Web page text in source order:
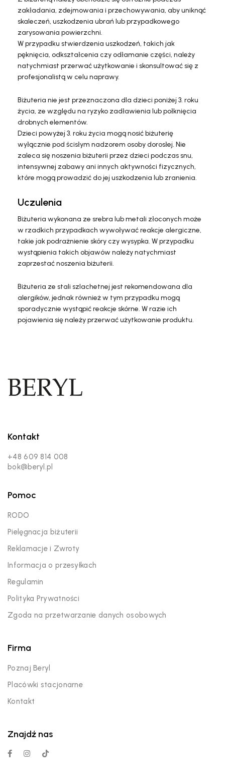
zakładania, zdejmowania i przechowywania, aby uniknąć
skaleczeń, uszkodzenia ubrań lub przypadkowego
zarysowania powierzchni.
W przypadku stwierdzenia uszkodzeń, takich jak
pęknięcia, odkształcenia czy odłamanie części, należy
natychmiast przerwać użytkowanie i skonsultować się z
profesjonalistą w celu naprawy.
Biżuteria nie jest przeznaczona dla dzieci poniżej 3. roku
życia, ze względu na ryzyko zadławienia lub połknięcia
drobnych elementów.
Dzieci powyżej 3. roku życia mogą nosić biżuterię
wyłącznie pod ścisłym nadzorem osoby dorosłej. Nie
zaleca się noszenia biżuterii przez dzieci podczas snu,
intensywnej zabawy ani innych aktywności fizycznych,
które mogą prowadzić do jej uszkodzenia lub zranienia.
Uczulenia
Biżuteria wykonana ze srebra lub metali złoconych może
w rzadkich przypadkach wywoływać reakcje alergiczne,
takie jak podrażnienie skóry czy wysypka. W przypadku
wystąpienia takich objawów należy natychmiast
zaprzestać noszenia biżuterii.
Biżuteria ze stali szlachetnej jest rekomendowana dla
alergików, jednak również w tym przypadku mogą
sporadycznie wystąpić reakcje skórne. W razie ich
pojawienia się należy przerwać użytkowanie produktu.
Kontakt
+48 609 814 008
bok@beryl.pl
Pomoc
RODO
Pielęgnacja biżuterii
Reklamacje i Zwroty
Informacja o przesyłkach
Regulamin
Polityka Prywatności
Zgoda na przetwarzanie danych osobowych
Firma
Poznaj Beryl
Placówki stacjonarne
Kontakt
Znajdź nas